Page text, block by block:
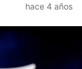
hace 4 años